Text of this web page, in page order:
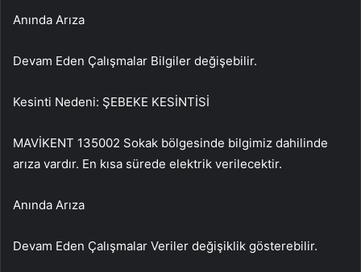
Anında Arıza
Devam Eden Çalışmalar Bilgiler değişebilir.
Kesinti Nedeni: ŞEBEKE KESİNTİSİ
MAVİKENT 135002 Sokak bölgesinde bilgimiz dahilinde
arıza vardır. En kısa sürede elektrik verilecektir.
Anında Arıza
Devam Eden Çalışmalar Veriler değişiklik gösterebilir.